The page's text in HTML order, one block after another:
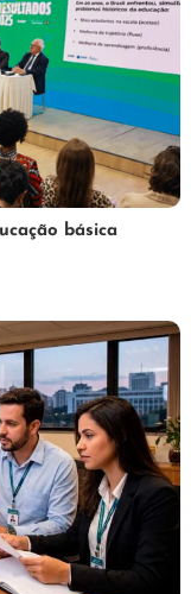
básica